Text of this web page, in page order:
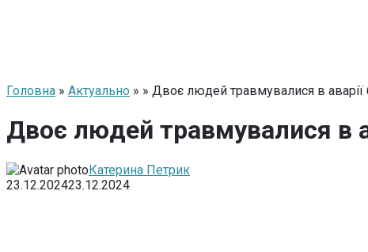
Головна » Актуально » » Двоє людей травмувалися в аварії
Двоє людей травмувалися в
Катерина Петрик
23.12.202423.12.2024